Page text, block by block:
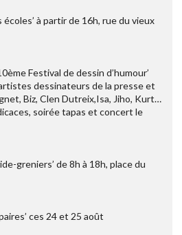
écoles’ à partir de 16h, rue du vieux
Festival de dessin d’humour’
dessinateurs de la presse et
Biz, Clen Dutreix,Isa, Jiho, Kurt…
soirée tapas et concert le
greniers’ de 8h à 18h, place du
ces 24 et 25 août